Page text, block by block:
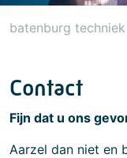
batenburg techniek
Contact
Fijn dat u ons
Aarzel dan niet en